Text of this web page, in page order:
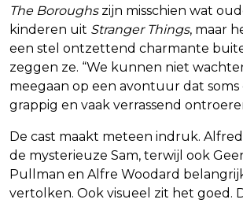
The Boroughszijn misschien wat
kinderen uit Stranger Things, maar
een stel ontzettend charmante
zeggen ze. “We kunnen niet
meegaan op een avontuur dat soms
grappig en vaak verrassend
De cast maakt meteen indruk.
de mysterieuze Sam, terwijl ook
Pullman en Alfre Woodard
vertolken. Ook visueel zit het goed.